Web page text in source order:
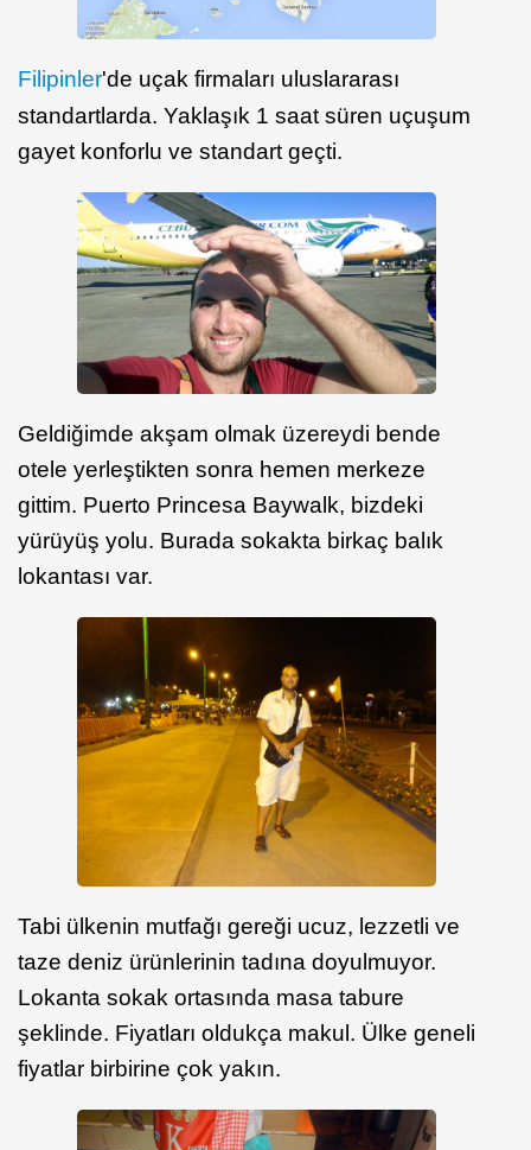
Filipinler'de uçak firmaları uluslararası
standartlarda. Yaklaşık 1 saat süren uçuşum
gayet konforlu ve standart geçti.
Geldiğimde akşam olmak üzereydi bende
otele yerleştikten sonra hemen merkeze
gittim. Puerto Princesa Baywalk, bizdeki
yürüyüş yolu. Burada sokakta birkaç balık
lokantası var.
Tabi ülkenin mutfağı gereği ucuz, lezzetli ve
taze deniz ürünlerinin tadına doyulmuyor.
Lokanta sokak ortasında masa tabure
şeklinde. Fiyatları oldukça makul. Ülke geneli
fiyatlar birbirine çok yakın.